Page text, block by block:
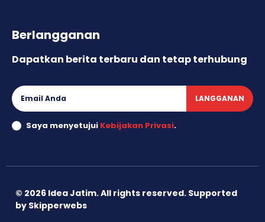
Berlangganan
Dapatkan berita terbaru dan tetap terhubung
LANGGANAN
Saya menyetujui Kebijakan Privasi.
© 2026 Idea Jatim. All rights reserved. Supported
by Skipperwebs